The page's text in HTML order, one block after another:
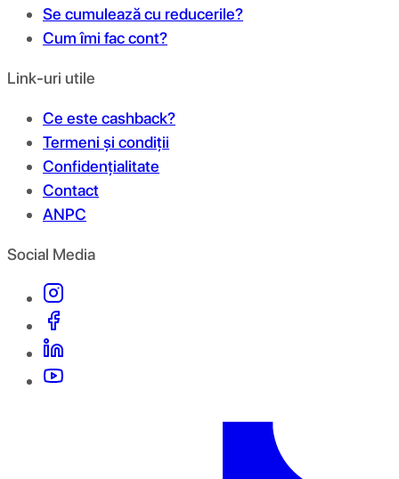
Se cumulează cu reducerile?
Cum îmi fac cont?
Link-uri utile
Ce este cashback?
Termeni și condiții
Confidențialitate
Contact
ANPC
Social Media